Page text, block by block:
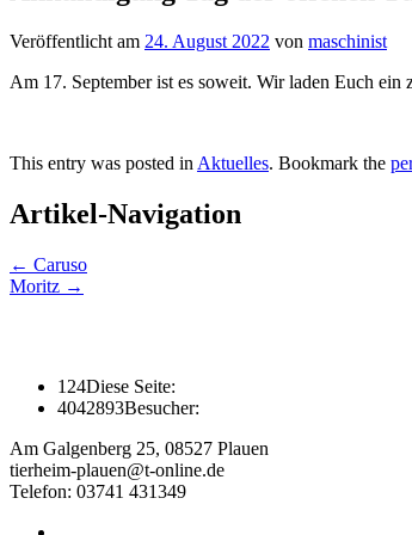
Veröffentlicht am 24. August 2022 von maschinist
Am 17. September ist es soweit. Wir laden Euch
This entry was posted in Aktuelles. Bookmark the
Artikel-Navigation
← Caruso
Moritz →
124Diese Seite:
4042893Besucher:
Am Galgenberg 25, 08527 Plauen
tierheim-plauen@t-online.de
Telefon: 03741 431349